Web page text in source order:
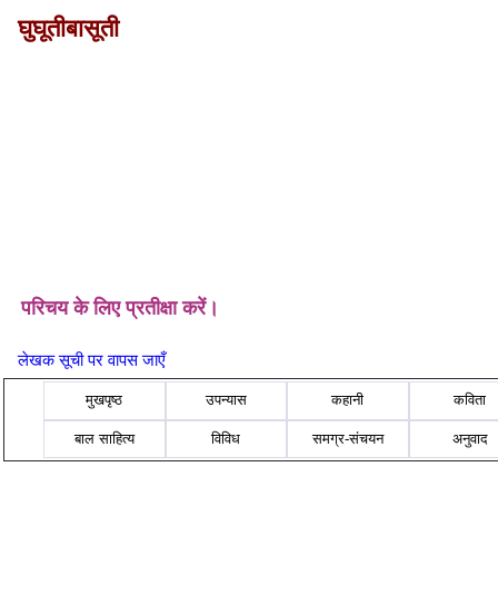
घुघूतीबासूती
परिचय के लिए प्रतीक्षा करें।
लेखक सूची पर वापस जाएँ
मुखपृष्ठ उपन्यास कहानी कविता
बाल साहित्य विविध समग्र-संचयन अनुवाद